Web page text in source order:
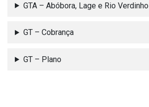
GTA – Abóbora, Lage e Rio Verdinho
GT – Cobrança
GT – Plano